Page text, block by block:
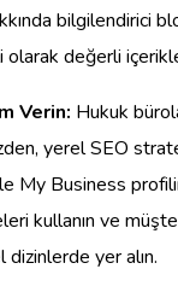
bilgilendirici
değerli
Verin: Hukuk
yerel SEO
My Business
kullanın ve
yer alın.